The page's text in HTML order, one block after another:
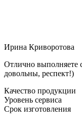
Ирина Криворотова
Отлично выполняете
довольны, респект!)
Качество продукции
Уровень сервиса
Срок изготовления